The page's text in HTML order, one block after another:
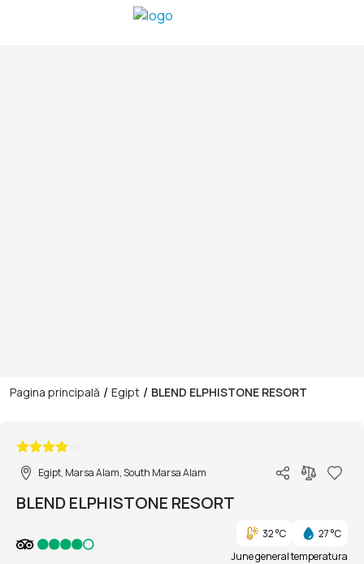
Pagina principală / Egipt / BLEND ELPHISTONE RESORT
Egipt, Marsa Alam, South Marsa Alam
BLEND ELPHISTONE RESORT
32 °C
27 °C
June general temperatura